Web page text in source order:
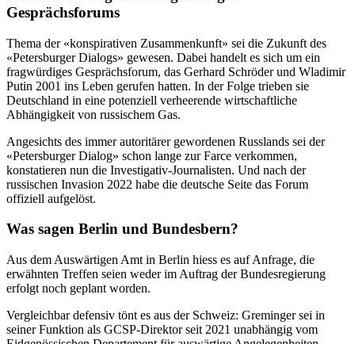
Gesprächsforums
Thema der «konspirativen Zusammenkunft» sei die Zukunft des
«Petersburger Dialogs» gewesen. Dabei handelt es sich um ein
fragwürdiges Gesprächsforum, das Gerhard Schröder und Wladimir
Putin 2001 ins Leben gerufen hatten. In der Folge trieben sie
Deutschland in eine potenziell verheerende wirtschaftliche
Abhängigkeit von russischem Gas.
Angesichts des immer autoritärer gewordenen Russlands sei der
«Petersburger Dialog» schon lange zur Farce verkommen,
konstatieren nun die Investigativ-Journalisten. Und nach der
russischen Invasion 2022 habe die deutsche Seite das Forum
offiziell aufgelöst.
Was sagen Berlin und Bundesbern?
Aus dem Auswärtigen Amt in Berlin hiess es auf Anfrage, die
erwähnten Treffen seien weder im Auftrag der Bundesregierung
erfolgt noch geplant worden.
Vergleichbar defensiv tönt es aus der Schweiz: Greminger sei in
seiner Funktion als GCSP-Direktor seit 2021 unabhängig vom